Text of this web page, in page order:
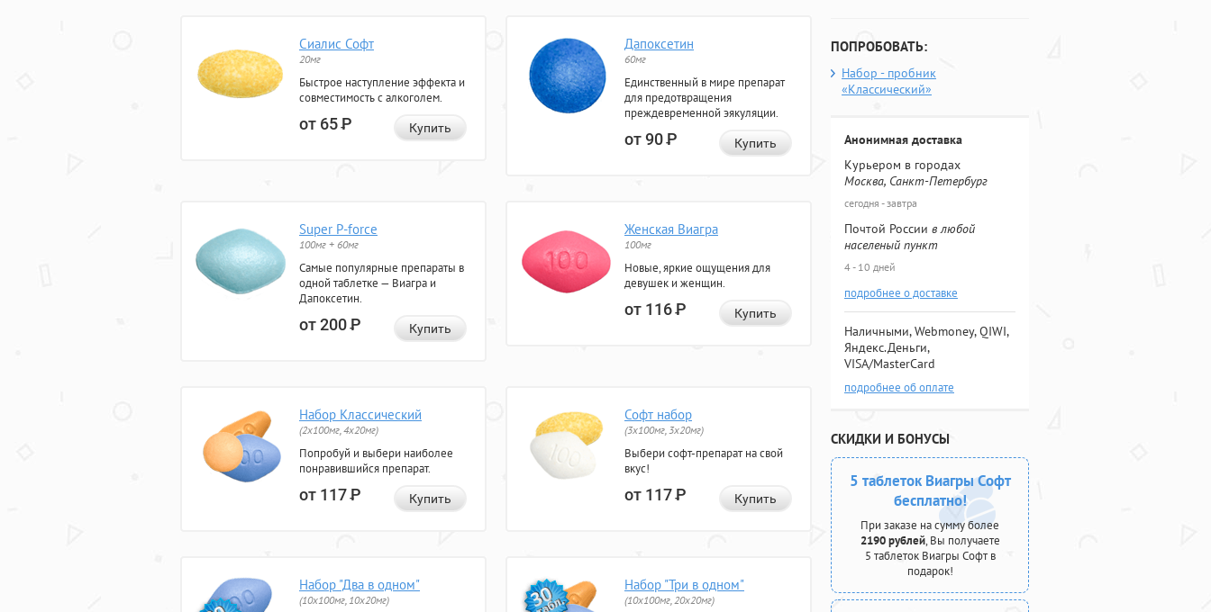
Сиалис Софт
20мг
Быстрое наступление эффекта и
совместимость с алкоголем.
от 65Р Купить
Дапоксетин
60мг
Единственный в мире препарат
для предотвращения
преждевременной эякуляции.
от 90Р Купить
Super P-force
100мг + 60мг
Самые популярные препараты в
одной таблетке — Виагра и
Дапоксетин.
от 200Р Купить
Женская Виагра
100мг
Новые, яркие ощущения для
девушек и женщин.
от 116Р Купить
Набор Классический
(2x100мг, 4x20мг)
Попробуй и выбери наиболее
понравившийся препарат.
от 117Р Купить
Софт набор
(3x100мг, 3x20мг)
Выбери софт-препарат на свой
вкус!
от 117Р Купить
Набор "Два в одном"
(10x100мг, 10x20мг)
Набор "Три в одном"
(10x100мг, 20x20мг)
ПОПРОБОВАТЬ:
Набор - пробник
«Классический»
Анонимная доставка
Курьером в городах
Москва, Санкт-Петербург
сегодня - завтра
Почтой России в любой
населеный пункт
4 - 10 дней
подробнее о доставке
Наличными, Webmoney, QIWI,
Яндекс.Деньги,
VISA/MasterCard
подробнее об оплате
СКИДКИ И БОНУСЫ
5 таблеток Виагры Софт
бесплатно!
При заказе на сумму более
2190 рублей, Вы получаете
5 таблеток Виагры Софт в
подарок!